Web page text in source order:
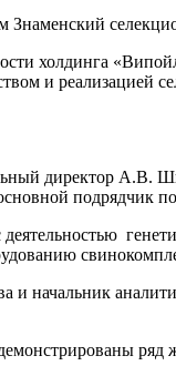
Знаменский
холдинга
и реализацией
директор А.В.
подрядчик
начальник